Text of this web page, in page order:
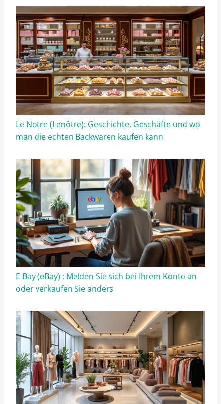
Le Notre (Lenôtre): Geschichte, Geschäfte und wo
man die echten Backwaren kaufen kann
E Bay (eBay) : Melden Sie sich bei Ihrem Konto an
oder verkaufen Sie anders